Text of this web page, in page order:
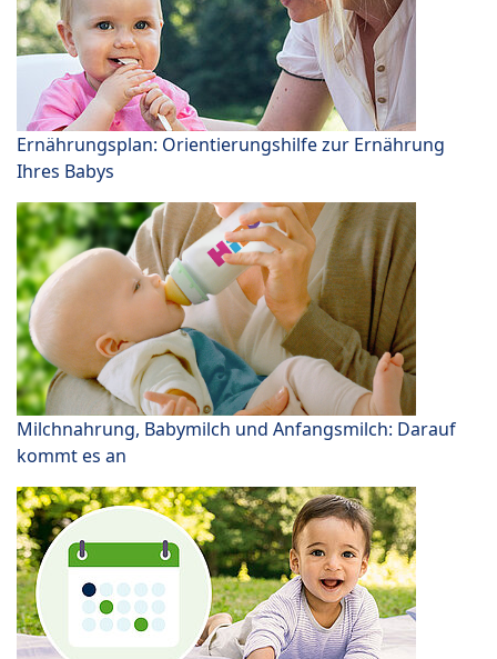
Ernährungsplan: Orientierungshilfe zur Ernährung
Ihres Babys
Milchnahrung, Babymilch und Anfangsmilch: Darauf
kommt es an